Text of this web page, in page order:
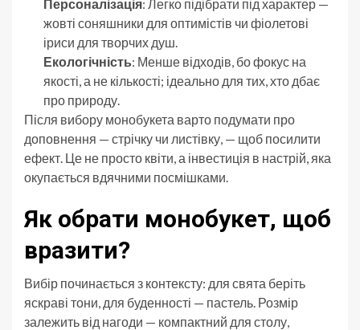
Персоналізація: Легко підібрати під характер —
жовті соняшники для оптимістів чи фіолетові
іриси для творчих душ.
Екологічність: Менше відходів, бо фокус на
якості, а не кількості; ідеально для тих, хто дбає
про природу.
Після вибору монобукета варто подумати про
доповнення — стрічку чи листівку, — щоб посилити
ефект. Це не просто квіти, а інвестиція в настрій, яка
окупається вдячними посмішками.
Як обрати монобукет, щоб
вразити?
Вибір починається з контексту: для свята беріть
яскраві тони, для буденності — пастель. Розмір
залежить від нагоди — компактний для столу,